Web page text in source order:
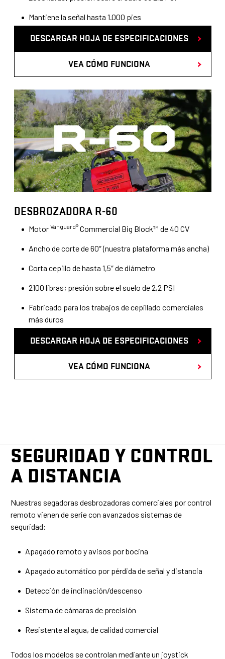
d
e
p
e
c
i
f
i
c
a
Mantiene la señal hasta 1.000 pies
DESCARGAR HOJA DE ESPECIFICACIONES
VEA CÓMO FUNCIONA
D
e
s
c
a
r
a
e
p
f
i
c
c
i
s
DESBROZADORA R-60
Motor Vanguard®Commercial Big Block™ de 40 CV
Ancho de corte de 60″ (nuestra plataforma más ancha)
Corta cepillo de hasta 1,5″ de diámetro
2100 libras; presión sobre el suelo de 2,2 PSI
Fabricado para los trabajos de cepillado comerciales
más duros
DESCARGAR HOJA DE ESPECIFICACIONES
VEA CÓMO FUNCIONA
SEGURIDAD Y CONTROL
A DISTANCIA
Nuestras segadoras desbrozadoras comerciales por control
remoto vienen de serie con avanzados sistemas de
seguridad:
Apagado remoto y avisos por bocina
Apagado automático por pérdida de señal y distancia
Detección de inclinación/descenso
Sistema de cámaras de precisión
Resistente al agua, de calidad comercial
Todos los modelos se controlan mediante un joystick